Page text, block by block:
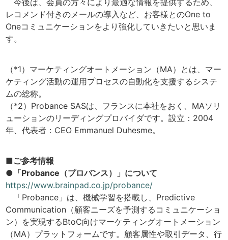
レコメンド付きのメールの導入など、お客様とのOne to
Oneコミュニケーションをより強化していきたいと思いま
す。
（*1）マーケティングオートメーション（MA）とは、マー
ケティング活動の運用プロセスの自動化を支援するシステ
ムの総称。
（*2）Probance SASは、フランスに本社をおく、MAソリ
ューションのリーディングプロバイダです。設立：2004
年、代表者：CEO Emmanuel Duhesme。
■ご参考情報
●「Probance（プロバンス）」について
https://www.brainpad.co.jp/probance/
「Probance」は、機械学習を搭載し、Predictive
Communication（顧客ニーズを予測するコミュニケーショ
ン）を実現するBtoC向けマーケティングオートメーション
（MA）プラットフォームです。顧客属性や取引データ、行